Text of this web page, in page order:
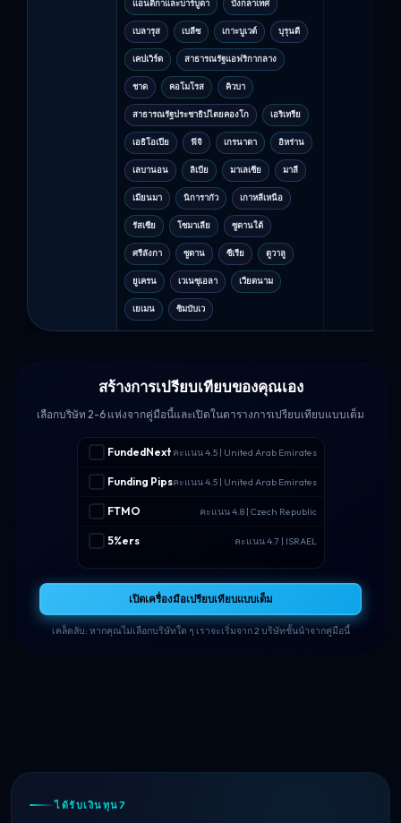
แอนติกาและบาร์บูดา บังกลาเทศ
เบลารุส เบลีซ เกาะบูเวต์ บุรุนดี
เคปเวิร์ด สาธารณรัฐแอฟริกากลาง
ชาด คอโมโรส คิวบา
สาธารณรัฐประชาธิปไตยคองโก เอริเทรีย
เอธิโอเปีย ฟิจิ เกรนาดา อิหร่าน
เลบานอน ลิเบีย มาเลเซีย มาลี
เมียนมา นิการากัว เกาหลีเหนือ
รัสเซีย โซมาเลีย ซูดานใต้
ศรีลังกา ซูดาน ซีเรีย ตูวาลู
ยูเครน เวเนซุเอลา เวียดนาม
เยเมน ซิมบับเว
สร้างการเปรียบเทียบของคุณเอง
เลือกบริษัท 2-6 แห่งจากคู่มือนี้และเปิดในตารางการเปรียบเทียบแบบเต็ม
FundedNext คะแนน 4.5 | United Arab Emirates
Funding Pipsคะแนน 4.5 | United Arab Emirates
FTMO คะแนน 4.8 | Czech Republic
5%ers คะแนน 4.7 | ISRAEL
เปิดเครื่องมือเปรียบเทียบแบบเต็ม
เคล็ดลับ: หากคุณไม่เลือกบริษัทใด ๆ เราจะเริ่มจาก 2 บริษัทชั้นนำจากคู่มือนี้
ได้รับเงินทุน7